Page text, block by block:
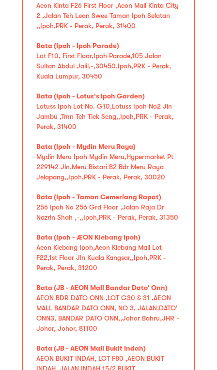
Aeon Kinta F26 First Floor ,Aeon Mall Kinta City
2 ,Jalan Teh Lean Swee Taman Ipoh Selatan
,,Ipoh,PRK - Perak, Perak, 31400
Bata (Ipoh - Ipoh Parade)
Lot F10, First Floor,Ipoh Parade,105 Jalan
Sultan Abdul Jalil,-,30450,Ipoh,PRK - Perak,
Kuala Lumpur, 30450
Bata (Ipoh - Lotus's Ipoh Garden)
Lotuss Ipoh Lot No. G10,Lotuss Ipoh No2 Jln
Jambu ,Tmn Teh Tiek Seng,,Ipoh,PRK - Perak,
Perak, 31400
Bata (Ipoh - Mydin Meru Raya)
Mydin Meru Ipoh Mydin Meru,Hypermarket Pt
229142 Jln,Meru Bistari B2 Bdr Meru Raya
Jelapang,,Ipoh,PRK - Perak, Perak, 30020
Bata (Ipoh - Taman Cemerlang Rapat)
256 Ipoh No 256 Grd Floor ,Jalan Raja Dr
Nazrin Shah ,-,,Ipoh,PRK - Perak, Perak, 31350
Bata (Ipoh - ÆON Klebang Ipoh)
Aeon Klebang Ipoh,Aeon Klebang Mall Lot
F22,1st Floor Jln Kuala Kangsar,,Ipoh,PRK -
Perak, Perak, 31200
Bata (JB - AEON Mall Bandar Dato' Onn)
AEON BDR DATO ONN ,LOT G30 & 31 ,AEON
MALL BANDAR DATO ONN, NO 3, JALAN,DATO'
ONN3, BANDAR DATO ONN,,Johor Bahru,JHR -
Johor, Johor, 81100
Bata (JB - AEON Mall Bukit Indah)
AEON BUKIT INDAH, LOT F80 ,AEON BUKIT